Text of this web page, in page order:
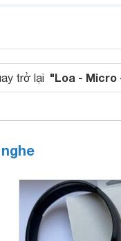
trở lại "Loa - Micro